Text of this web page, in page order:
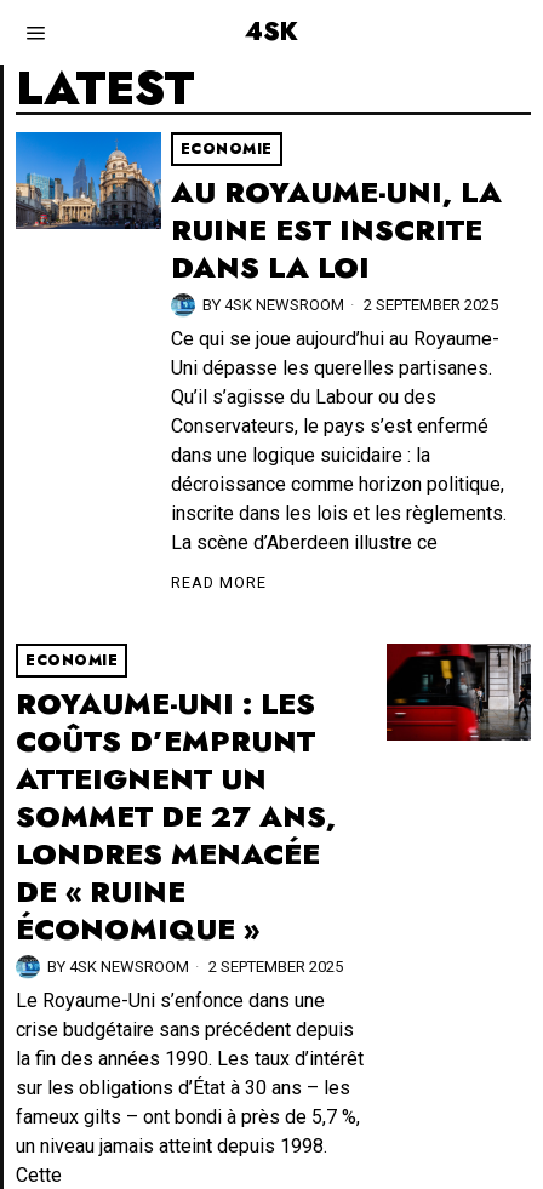
4SK
LATEST
ECONOMIE
AU ROYAUME-UNI, LA
RUINE EST INSCRITE
DANS LA LOI
BY 4SK NEWSROOM 2 SEPTEMBER 2025
Ce qui se joue aujourd’hui au Royaume-
Uni dépasse les querelles partisanes.
Qu’il s’agisse du Labour ou des
Conservateurs, le pays s’est enfermé
dans une logique suicidaire : la
décroissance comme horizon politique,
inscrite dans les lois et les règlements.
La scène d’Aberdeen illustre ce
READ MORE
ECONOMIE
ROYAUME-UNI : LES
COÛTS D’EMPRUNT
ATTEIGNENT UN
SOMMET DE 27 ANS,
LONDRES MENACÉE
DE « RUINE
ÉCONOMIQUE »
BY 4SK NEWSROOM 2 SEPTEMBER 2025
Le Royaume-Uni s’enfonce dans une
crise budgétaire sans précédent depuis
la fin des années 1990. Les taux d’intérêt
sur les obligations d’État à 30 ans – les
fameux gilts – ont bondi à près de 5,7 %,
un niveau jamais atteint depuis 1998.
Cette